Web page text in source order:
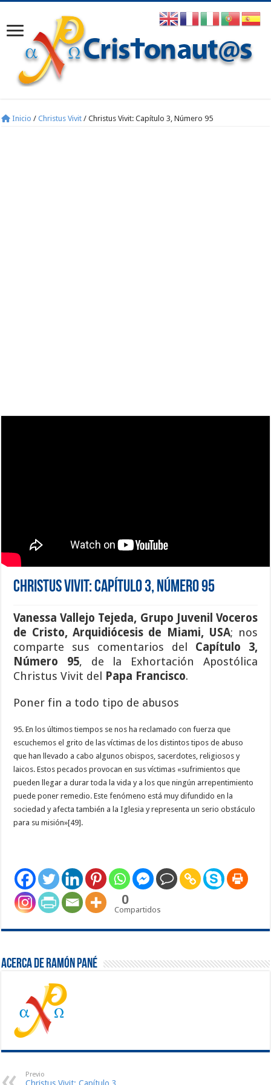
Inicio / Christus Vivit / Christus Vivit: Capítulo 3, Número 95
Christus Vivit: Capítulo 3, Número 95
Vanessa Vallejo Tejeda, Grupo Juvenil Voceros
de Cristo,Arquidiócesis de Miami, USA; nos
comparte sus comentarios del Capítulo 3,
Número 95, de la Exhortación Apostólica
Christus Vivit del
Papa Francisco.
Poner fin a todo tipo de abusos
95. En los últimos tiempos se nos ha reclamado con fuerza que
escuchemos el grito de las víctimas de los distintos tipos de abuso
que han llevado a cabo algunos obispos, sacerdotes, religiosos y
laicos. Estos pecados provocan en sus víctimas «sufrimientos que
pueden llegar a durar toda la vida y a los que ningún arrepentimiento
puede poner remedio. Este fenómeno está muy difundido en la
sociedad y afecta también a la Iglesia y representa un serio obstáculo
para su misión»[49].
0
Compartidos
Acerca de Ramón Pané
Previo